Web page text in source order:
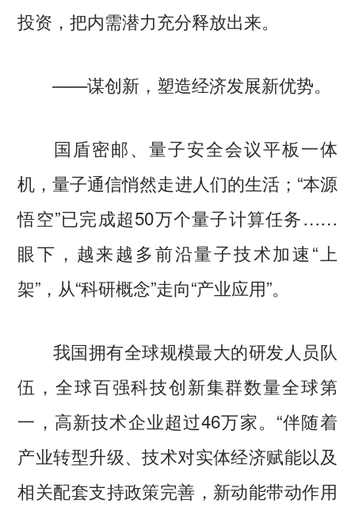
投资，把内需潜力充分释放出来。
——谋创新，塑造经济发展新优势。
国盾密邮、量子安全会议平板一体
机，量子通信悄然走进人们的生活；“本源
悟空”已完成超50万个量子计算任务……
眼下，越来越多前沿量子技术加速“上
架”，从“科研概念”走向“产业应用”。
我国拥有全球规模最大的研发人员队
伍，全球百强科技创新集群数量全球第
一，高新技术企业超过46万家。“伴随着
产业转型升级、技术对实体经济赋能以及
相关配套支持政策完善，新动能带动作用